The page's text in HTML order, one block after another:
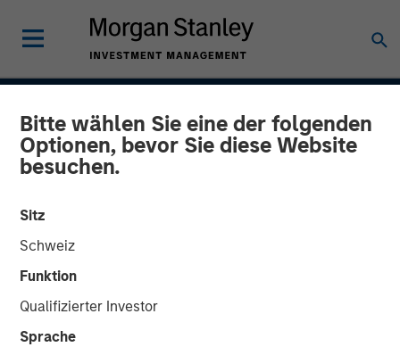
Bitte wählen Sie eine der folgenden
Optionen, bevor Sie diese Website
besuchen.
Sitz
Schweiz
Funktion
Qualifizierter Investor
Sprache
INSIGHTS
CAR-T Therapy
13 AUGUST 2020
Stan DeLaney